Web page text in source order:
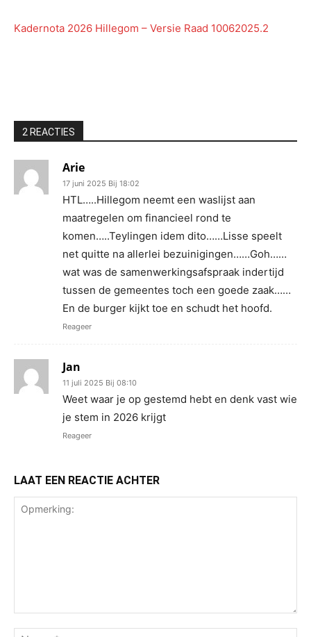
Kadernota 2026 Hillegom – Versie Raad 10062025.2
2 REACTIES
Arie
17 juni 2025 Bij 18:02
HTL…..Hillegom neemt een waslijst aan
maatregelen om financieel rond te
komen…..Teylingen idem dito……Lisse speelt
net quitte na allerlei bezuinigingen……Goh……
wat was de samenwerkingsafspraak indertijd
tussen de gemeentes toch een goede zaak……
En de burger kijkt toe en schudt het hoofd.
Reageer
Jan
11 juli 2025 Bij 08:10
Weet waar je op gestemd hebt en denk vast wie
je stem in 2026 krijgt
Reageer
LAAT EEN REACTIE ACHTER